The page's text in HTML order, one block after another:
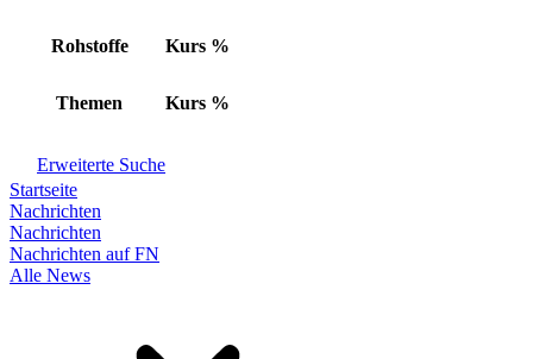
Rohstoffe Kurs %
Themen Kurs %
Erweiterte Suche
Startseite
Nachrichten
Nachrichten
Nachrichten auf FN
Alle News